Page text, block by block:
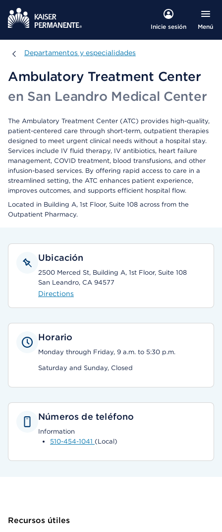
Inicie sesión Menú
Departamentos y especialidades
Departamentos y especialidades
Ambulatory Treatment Center
en San Leandro Medical Center
The Ambulatory Treatment Center (ATC) provides high-quality,
patient-centered care through short-term, outpatient therapies
designed to meet urgent clinical needs without a hospital stay.
Services include IV fluid therapy, IV antibiotics, heart failure
management, COVID treatment, blood transfusions, and other
infusion-based services. By offering rapid access to care in a
streamlined setting, the ATC enhances patient experience,
improves outcomes, and supports efficient hospital flow.
Located in Building A, 1st Floor, Suite 108 across from the
Outpatient Pharmacy.
Ubicación
2500 Merced St, Building A, 1st Floor, Suite 108
San Leandro, CA 94577
Directions
Horario
Monday through Friday, 9 a.m. to 5:30 p.m.
Saturday and Sunday, Closed
Números de teléfono
Information
510-454-1041 (Local)
Recursos útiles